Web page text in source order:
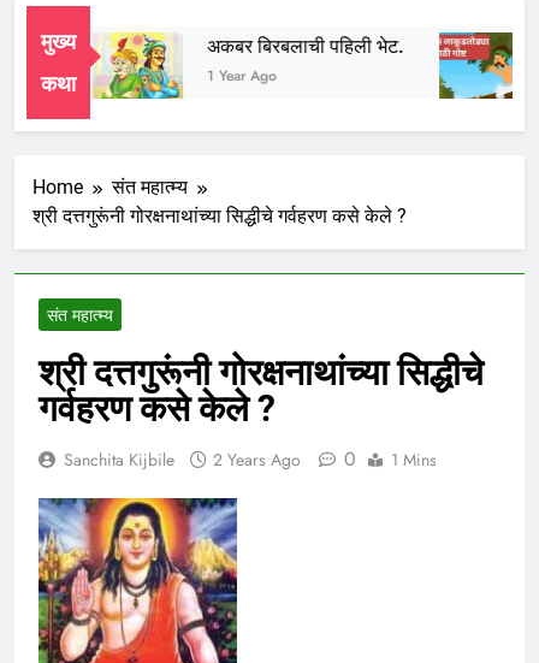
मुख्य
कथा
अकबर बिरबलाची पहिली भेट.
1 Year Ago
Home
संत महात्म्य
श्री दत्तगुरूंनी गोरक्षनाथांच्या सिद्धीचे गर्वहरण कसे केले ?
संत महात्म्य
श्री दत्तगुरूंनी गोरक्षनाथांच्या सिद्धीचे
गर्वहरण कसे केले ?
Sanchita Kijbile 2 Years Ago 0 1 Mins